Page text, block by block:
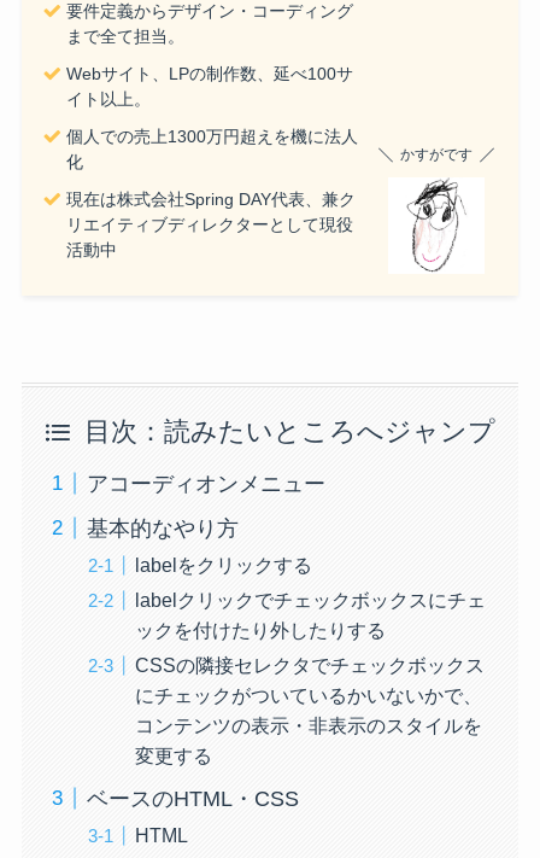
要件定義からデザイン・コーディング
まで全て担当。
Webサイト、LPの制作数、延べ100サ
イト以上。
個人での売上1300万円超えを機に法人
化
現在は株式会社Spring DAY代表、兼ク
リエイティブディレクターとして現役
活動中
かすがです
目次：読みたいところへジャンプ
アコーディオンメニュー
基本的なやり方
labelをクリックする
labelクリックでチェックボックスにチェ
ックを付けたり外したりする
CSSの隣接セレクタでチェックボックス
にチェックがついているかいないかで、
コンテンツの表示・非表示のスタイルを
変更する
ベースのHTML・CSS
HTML